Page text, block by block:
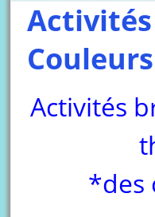
Couleurs
Activités
*des